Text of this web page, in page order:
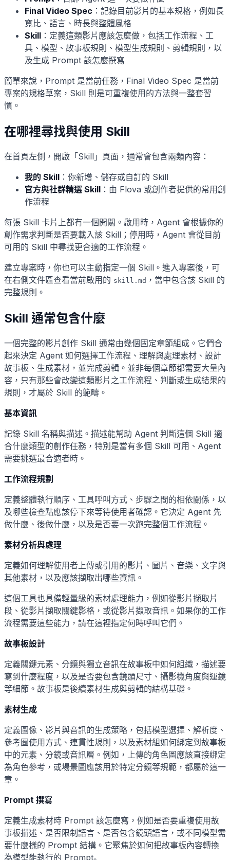
Final Video Spec ：記錄目前影片的基本規格，例如長
寬比、語言、時長與整體風格
Skill ：定義這類影片應該怎麼做，包括工作流程、工
具、模型、故事板規則、模型生成規則、剪輯規則，以
及生成 Prompt 該怎麼撰寫
簡單來說，Prompt 是當前任務，Final Video Spec 是當前
專案的規格草案，Skill 則是可重複使用的方法與一整套習
慣。
在哪裡尋找與使用 Skill
在首頁左側，開啟「Skill」頁面，通常會包含兩類內容：
我的 Skill ：你新增、儲存或自訂的 Skill
官方與社群精選 Skill ：由 Flova 或創作者提供的常用創
作流程
每張 Skill 卡片上都有一個開關。啟用時，Agent 會根據你的
創作需求判斷是否要載入該 Skill；停用時，Agent 會從目前
可用的 Skill 中尋找更合適的工作流程。
建立專案時，你也可以主動指定一個 Skill。進入專案後，可
在右側文件區查看當前啟用的 skill.md ，當中包含該 Skill 的
完整規則。
Skill 通常包含什麼
一個完整的影片創作 Skill 通常由幾個固定章節組成。它們合
起來決定 Agent 如何選擇工作流程、理解與處理素材、設計
故事板、生成素材，並完成剪輯。並非每個章節都需要大量內
容，只有那些會改變這類影片之工作流程、判斷或生成結果的
規則，才屬於 Skill 的範疇。
基本資訊
記錄 Skill 名稱與描述。描述能幫助 Agent 判斷這個 Skill 適
合什麼類型的創作任務，特別是當有多個 Skill 可用、Agent
需要挑選最合適者時。
工作流程規劃
定義整體執行順序、工具呼叫方式、步驟之間的相依關係，以
及哪些檢查點應該停下來等待使用者確認。它決定 Agent 先
做什麼、後做什麼，以及是否要一次跑完整個工作流程。
素材分析與處理
定義如何理解使用者上傳或引用的影片、圖片、音樂、文字與
其他素材，以及應該擷取出哪些資訊。
這個工具也具備輕量級的素材處理能力，例如從影片擷取片
段、從影片擷取關鍵影格，或從影片擷取音訊。如果你的工作
流程需要這些能力，請在這裡指定何時呼叫它們。
故事板設計
定義關鍵元素、分鏡與獨立音訊在故事板中如何組織，描述要
寫到什麼程度，以及是否要包含鏡頭尺寸、攝影機角度與運鏡
等細節。故事板是後續素材生成與剪輯的結構基礎。
素材生成
定義圖像、影片與音訊的生成策略，包括模型選擇、解析度、
參考圖使用方式、連貫性規則，以及素材組如何綁定到故事板
中的元素、分鏡或音訊層。例如，上傳的角色圖應該直接綁定
為角色參考，或場景圖應該用於特定分鏡等規範，都屬於這一
章。
Prompt 撰寫
定義生成素材時 Prompt 該怎麼寫，例如是否要重複使用故
事板描述、是否限制語言、是否包含鏡頭語言，或不同模型需
要什麼樣的 Prompt 結構。它聚焦於如何把故事板內容轉換
為模型能執行的 Prompt。